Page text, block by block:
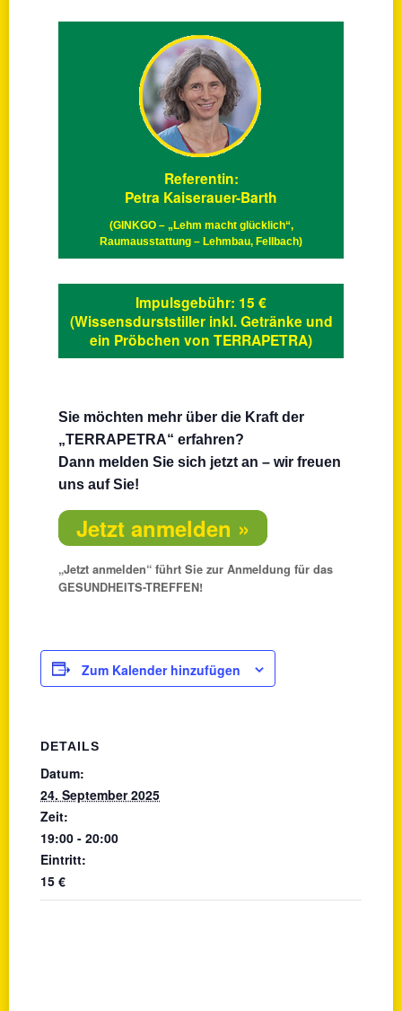
Referentin:
Petra Kaiserauer-Barth
(GINKGO – „Lehm macht glücklich“,
Raumausstattung – Lehmbau, Fellbach)
Impulsgebühr: 15 €
(Wissensdurststiller inkl. Getränke und
ein Pröbchen von TERRAPETRA)
Sie möchten mehr über die Kraft der
„TERRAPETRA“ erfahren?
Dann melden Sie sich jetzt an – wir freuen
uns auf Sie!
Jetzt anmelden »
„Jetzt anmelden“ führt Sie zur Anmeldung für das
GESUNDHEITS-TREFFEN!
Zum Kalender hinzufügen
DETAILS
Datum:
24. September 2025
Zeit:
19:00 - 20:00
Eintritt:
15 €